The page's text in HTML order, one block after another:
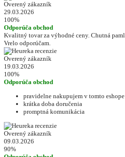
Overený zákazník
29.03.2026
100%
Odporúča obchod
Kvalitný tovar za výhodné ceny. Chutná
Vrelo odporúčam.
Overený zákazník
19.03.2026
100%
Odporúča obchod
pravidelne nakupujem v tomto
krátka doba doručenia
promptná komunikácia
Overený zákazník
09.03.2026
90%